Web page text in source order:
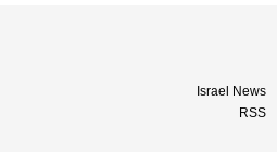
Israel News
RSS